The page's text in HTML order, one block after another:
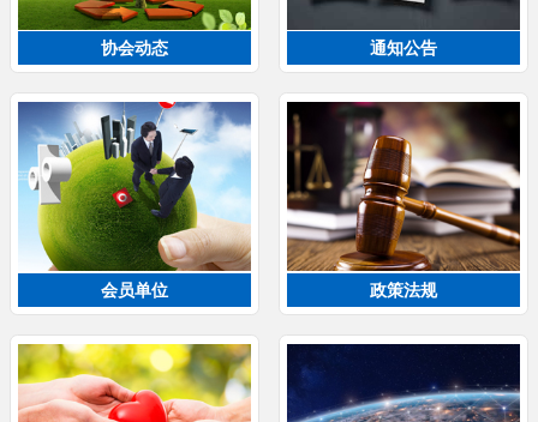
协会动态 通知公告
会员单位 政策法规